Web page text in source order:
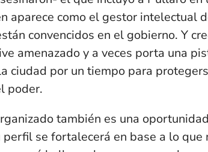
aparece como el gestor intelectual
convencidos en el gobierno. Y
amenazado y a veces porta una
ciudad por un tiempo para
poder.
también es una
perfil se fortalecerá en base a lo